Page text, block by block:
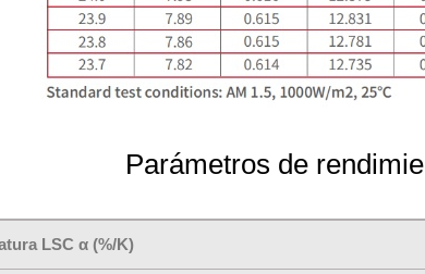
Parámetros de
LSC α (%/K)